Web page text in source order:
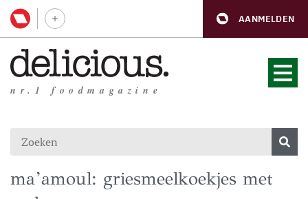
AANMELDEN
nr.1 foodmagazine
ma’amoul: griesmeelkoekjes met